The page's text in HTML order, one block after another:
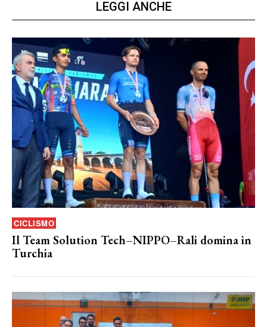
LEGGI ANCHE
CICLISMO
Il Team Solution Tech–NIPPO–Rali domina in
Turchia